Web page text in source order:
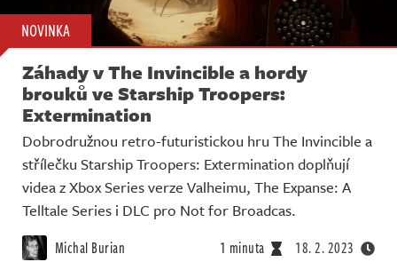
NOVINKA
Záhady v The Invincible a hordy
brouků ve Starship Troopers:
Extermination
Dobrodružnou retro-futuristickou hru The Invincible a
střílečku Starship Troopers: Extermination doplňují
videa z Xbox Series verze Valheimu, The Expanse: A
Telltale Series i DLC pro Not for Broadcas.
Michal Burian 1 minuta 18. 2. 2023